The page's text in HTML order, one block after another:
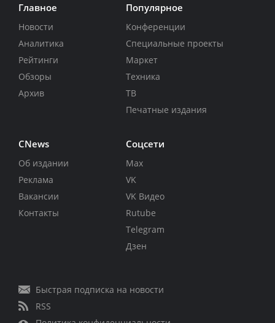
Главное
Новости
Аналитика
Рейтинги
Обзоры
Архив
Популярное
Конференции
Специальные проекты
Маркет
Техника
ТВ
Печатные издания
CNews
Об издании
Реклама
Вакансии
Контакты
Соцсети
Max
VK
VK Видео
Rutube
Telegram
Дзен
Быстрая подписка на новости
RSS